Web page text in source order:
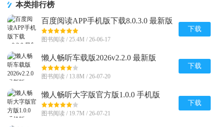
本类排行榜
百度阅读APP手机版下载8.0.3.0 最新版
图书阅读 / 25.4M / 26-06-17
下载
懒人畅听车载版2026v2.2.0 最新版
图书阅读 / 13.8M / 26-07-20
下载
懒人畅听大字版官方版1.0.0 手机版
图书阅读 / 19.7M / 26-07-21
下载